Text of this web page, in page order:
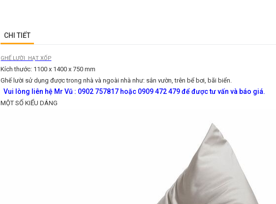
CHI TIẾT
GHẾ LƯỜI HẠT XỐP
Kích thước: 1100 x 1400 x 750 mm
Ghế lười sử dụng được trong nhà và ngoài nhà như: sân vườn, trên bể bơi, bãi biển.
Vui lòng liên hệ Mr Vũ : 0902 757817 hoặc 0909 472 479 để được tư vấn và báo giá.
MỘT SỐ KIỂU DÁNG